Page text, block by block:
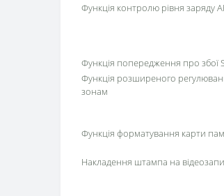
Функція контролю рівня заряду
Функція попередження про збої
Функція розширеного
зонам
Функція форматування карти
Накладення штампа на